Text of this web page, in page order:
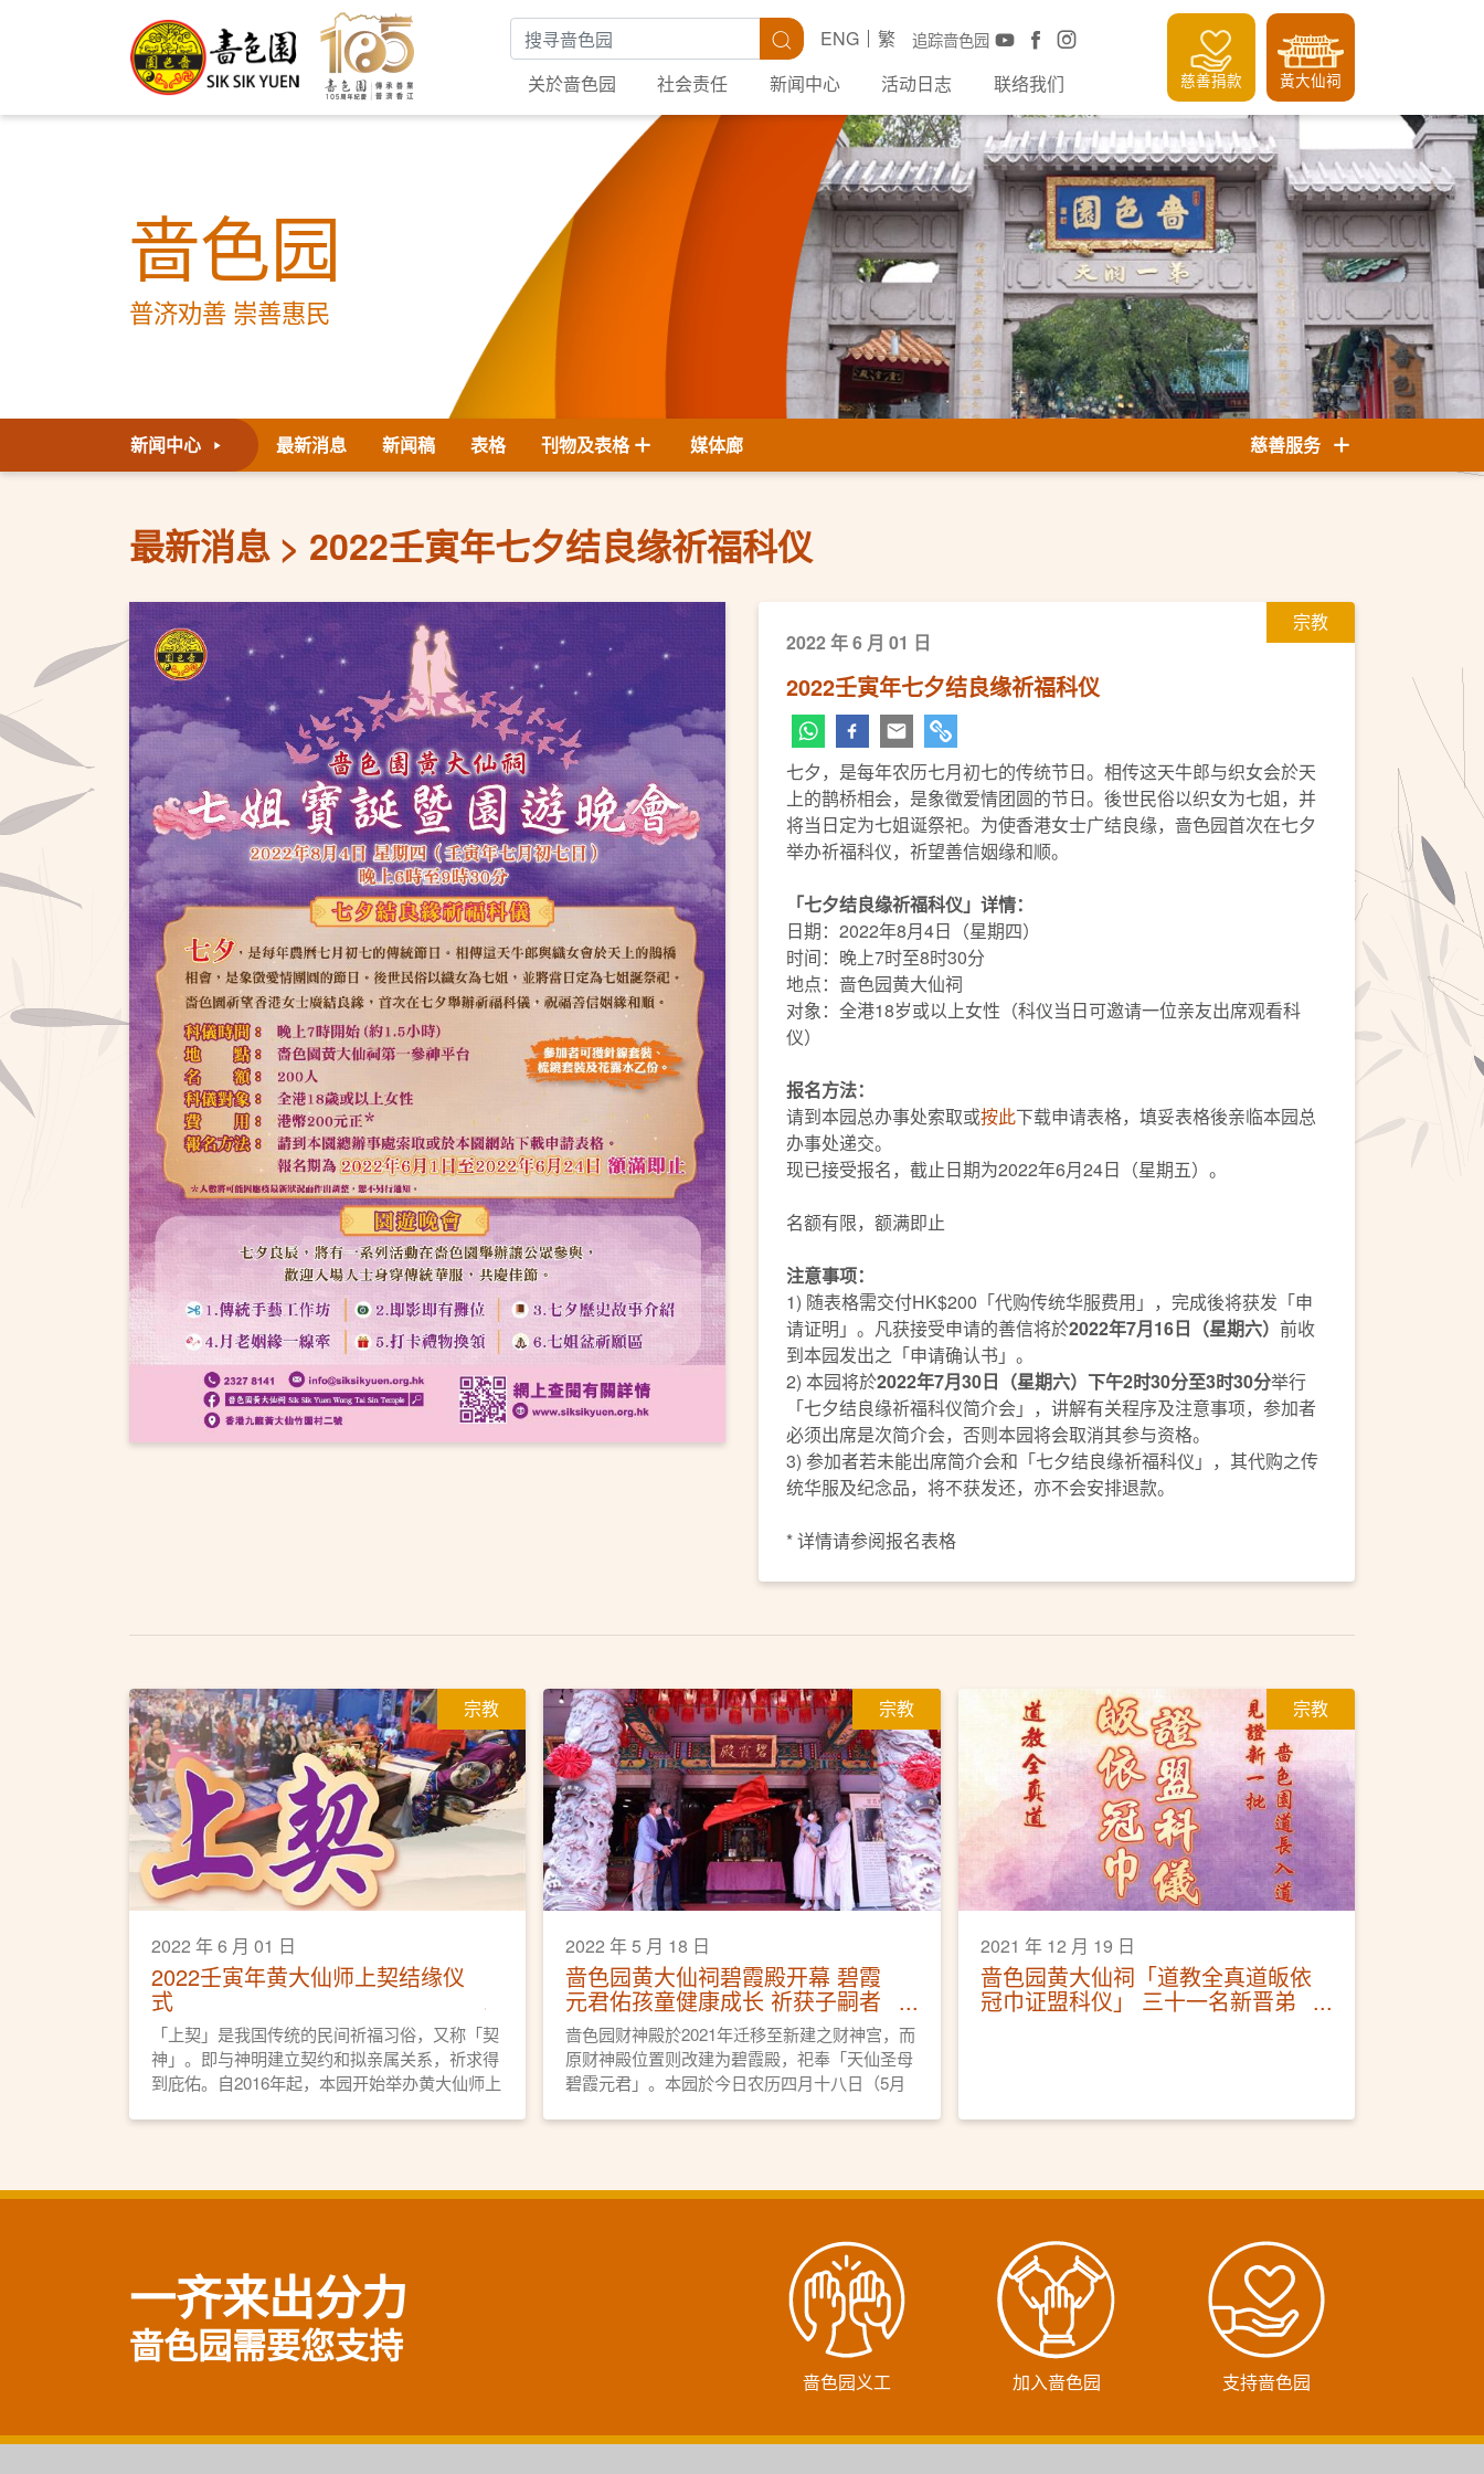
搜寻关键字 搜寻 追踪啬色园
ENG
繁
关於啬色园
社会责任 新闻中心 活动日志 联络我们 慈善捐款 黃大仙祠
啬色园
普济劝善 崇善惠民
新闻中心 最新消息 新闻稿 表格 刊物及表格 媒体廊 慈善服务
最新消息 2022壬寅年七夕结良缘祈福科仪
宗教
2022 年 6 月 01 日
2022壬寅年七夕结良缘祈福科仪
七夕，是每年农历七月初七的传统节日。相传这天牛郎与织女会於天
上的鹊桥相会，是象徵爱情团圆的节日。後世民俗以织女为七姐，并
将当日定为七姐诞祭祀。为使香港女士广结良缘，啬色园首次在七夕
举办祈福科仪，祈望善信姻缘和顺。
「七夕结良缘祈福科仪」详情：
日期：2022年8月4日（星期四）
时间：晚上7时至8时30分
地点：啬色园黄大仙祠
对象：全港18岁或以上女性（科仪当日可邀请一位亲友出席观看科
仪）
报名方法：
请到本园总办事处索取或按此下载申请表格，填妥表格後亲临本园总
办事处递交。
现已接受报名，截止日期为2022年6月24日（星期五）。
名额有限，额满即止
注意事项：
1) 随表格需交付HK$200「代购传统华服费用」，完成後将获发「申
请证明」。凡获接受申请的善信将於2022年7月16日（星期六） 前收
到本园发出之「申请确认书」。
2) 本园将於2022年7月30日（星期六）下午2时30分至3时30分举行
「七夕结良缘祈福科仪简介会」，讲解有关程序及注意事项，参加者
必须出席是次简介会，否则本园将会取消其参与资格。
3) 参加者若未能出席简介会和「七夕结良缘祈福科仪」，其代购之传
统华服及纪念品，将不获发还，亦不会安排退款。
* 详情请参阅报名表格
宗教
2022 年 6 月 01 日
2022壬寅年黄大仙师上契结缘仪
式
「上契」是我国传统的民间祈福习俗，又称「契
神」。即与神明建立契约和拟亲属关系，祈求得
到庇佑。自2016年起，本园开始举办黄大仙师上
宗教
2022 年 5 月 18 日
啬色园黄大仙祠碧霞殿开幕 碧霞
元君佑孩童健康成长 祈获子嗣者
早生贵子
啬色园财神殿於2021年迁移至新建之财神宫，而
原财神殿位置则改建为碧霞殿，祀奉「天仙圣母
碧霞元君」。本园於今日农历四月十八日（5月
宗教
2021 年 12 月 19 日
啬色园黄大仙祠「道教全真道皈依
冠巾证盟科仪」 三十一名新晋弟
一齐来出分力
啬色园需要您支持
啬色园义工 加入啬色园 支持啬色园